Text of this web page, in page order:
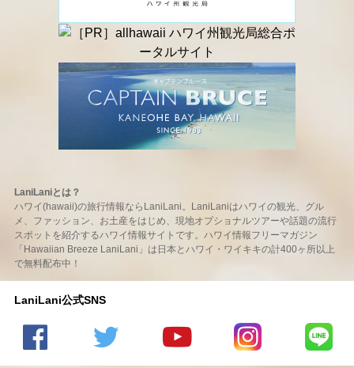
LaniLaniとは？
ハワイ(hawaii)の旅行情報ならLaniLani。LaniLaniはハワイの観光、グル
メ、ファッション、お土産をはじめ、現地オプショナルツアーや話題の流行
スポットを紹介するハワイ情報サイトです。ハワイ情報フリーマガジン
「Hawaiian Breeze LaniLani」は日本とハワイ・ワイキキの計400ヶ所以上
で無料配布中！
LaniLani公式SNS
LaniLani LaniLani